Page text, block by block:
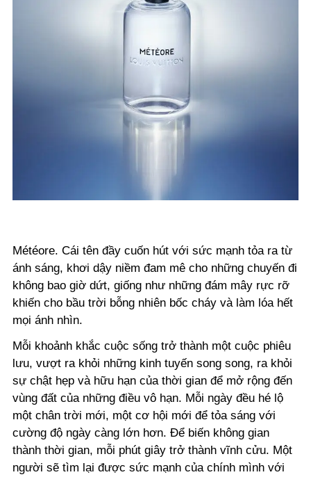
Météore. Cái tên đầy cuốn hút với sức mạnh tỏa ra từ
ánh sáng, khơi dậy niềm đam mê cho những chuyến đi
không bao giờ dứt, giống như những đám mây rực rỡ
khiến cho bầu trời bỗng nhiên bốc cháy và làm lóa hết
mọi ánh nhìn.
Mỗi khoảnh khắc cuộc sống trở thành một cuộc phiêu
lưu, vượt ra khỏi những kinh tuyến song song, ra khỏi
sự chật hẹp và hữu hạn của thời gian để mở rộng đến
vùng đất của những điều vô hạn. Mỗi ngày đều hé lộ
một chân trời mới, một cơ hội mới để tỏa sáng với
cường độ ngày càng lớn hơn. Để biến không gian
thành thời gian, mỗi phút giây trở thành vĩnh cửu. Một
người sẽ tìm lại được sức mạnh của chính mình với